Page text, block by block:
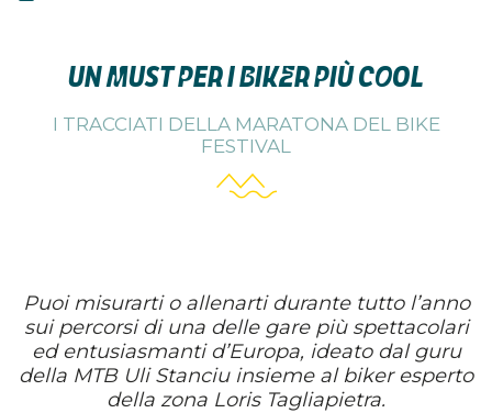
UN MUST PER I BIKER PIÙ COOL
I TRACCIATI DELLA MARATONA DEL BIKE
FESTIVAL
Puoi misurarti o allenarti durante tutto l’anno
sui percorsi di una delle gare più spettacolari
ed entusiasmanti d’Europa, ideato dal guru
della MTB Uli Stanciu insieme al biker esperto
della zona Loris Tagliapietra.